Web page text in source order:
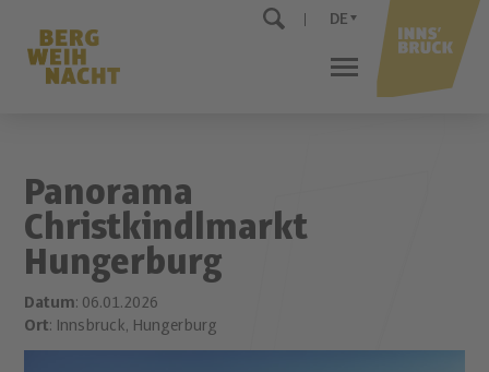
DE
Panorama
Christkindlmarkt
Hungerburg
Datum: 06.01.2026
Ort: Innsbruck, Hungerburg